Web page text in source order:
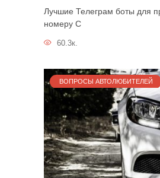
Лучшие Телеграм боты для
номеру С
60.3к.
ВОПРОСЫ АВТОЛЮБИТЕЛЕЙ